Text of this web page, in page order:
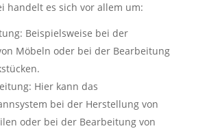
handelt es sich vor allem um:
Beispielsweise bei der
Möbeln oder bei der Bearbeitung
Hier kann das
bei der Herstellung von
oder bei der Bearbeitung von